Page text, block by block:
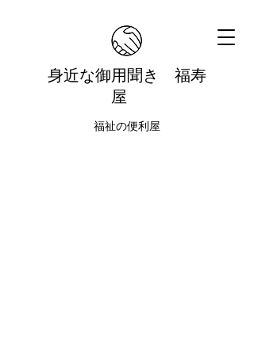
身近な御用聞き 福寿
屋
福祉の​便利屋